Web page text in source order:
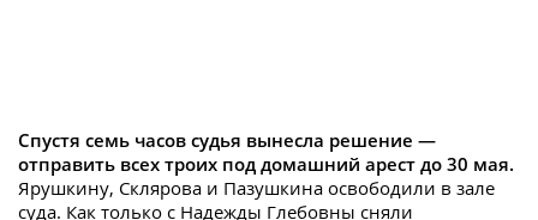
Спустя семь часов судья вынесла решение —
отправить всех троих под домашний арест до 30 мая.
Ярушкину, Склярова и Пазушкина освободили в зале
суда. Как только с Надежды Глебовны сняли